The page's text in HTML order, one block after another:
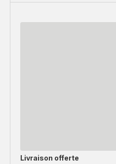
Livraison offerte